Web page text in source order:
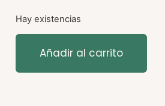
Hay existencias
Añadir al carrito